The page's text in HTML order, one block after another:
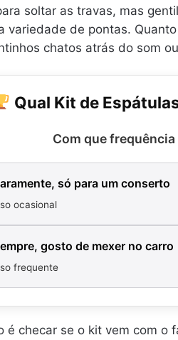
soltar as travas, mas
variedade de pontas.
chatos atrás do som
Qual Kit de
Com que
só para um conserto
ocasional
gosto de mexer no carro
frequente
é checar se o kit vem com o